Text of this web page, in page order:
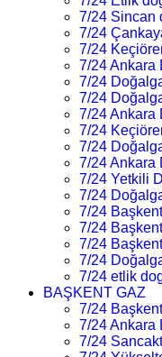
7/24 Sincan
7/24
7/24
7/24 Ankara
7/24
7/24
7/24 Ankara
7/24
7/24
7/24 Ankara
7/24 Yetkili
7/24
7/24
7/24
7/24
7/24
7/24 etlik
BAŞKENT GAZ
7/24
7/24 Ankara
7/24